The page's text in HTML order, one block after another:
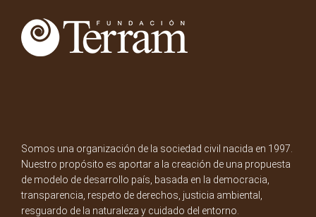
Somos una organización de la sociedad civil nacida en 1997.
Nuestro propósito es aportar a la creación de una propuesta
de modelo de desarrollo país, basada en la democracia,
transparencia, respeto de derechos, justicia ambiental,
resguardo de la naturaleza y cuidado del entorno.